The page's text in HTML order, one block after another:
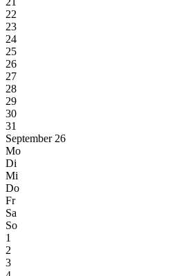
22
23
24
25
26
27
28
29
30
31
September 26
Mo
Di
Mi
Do
Fr
Sa
So
1
2
3